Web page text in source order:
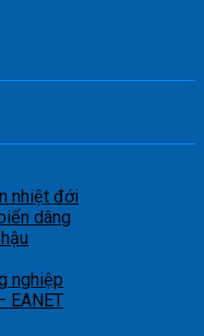
nhiệt đới
dâng
nghiệp
EANET